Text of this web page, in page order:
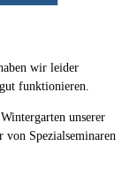
wir leider
funktionieren.
unserer
Spezialseminaren